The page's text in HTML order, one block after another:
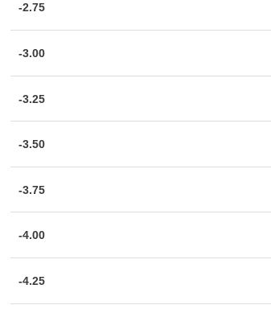
-2.75
-3.00
-3.25
-3.50
-3.75
-4.00
-4.25